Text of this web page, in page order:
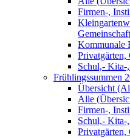
Firmen-,
Kommunale
Privatgärten,
Schul,- Kita-
Frühlingssummen
Übersicht
Alle
Firmen-,
Schul,- Kita-
Privatgärten,